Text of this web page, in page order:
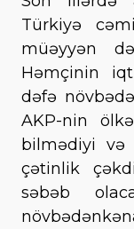
Türkiyə
müəyyən
Həmçinin
dəfə
AKP-nin
bilmədiyi və
çətinlik
səbəb